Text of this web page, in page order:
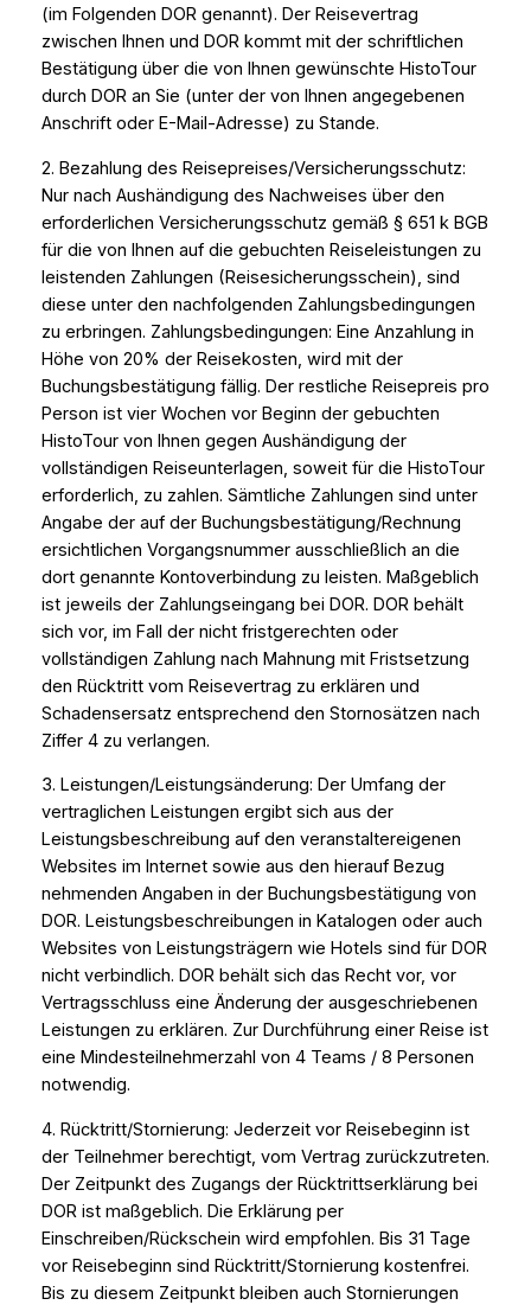
(im Folgenden DOR genannt). Der Reisevertrag
zwischen Ihnen und DOR kommt mit der schriftlichen
Bestätigung über die von Ihnen gewünschte HistoTour
durch DOR an Sie (unter der von Ihnen angegebenen
Anschrift oder E-Mail-Adresse) zu Stande.
2. Bezahlung des Reisepreises/Versicherungsschutz:
Nur nach Aushändigung des Nachweises über den
erforderlichen Versicherungsschutz gemäß § 651 k BGB
für die von Ihnen auf die gebuchten Reiseleistungen zu
leistenden Zahlungen (Reisesicherungsschein), sind
diese unter den nachfolgenden Zahlungsbedingungen
zu erbringen. Zahlungsbedingungen: Eine Anzahlung in
Höhe von 20% der Reisekosten, wird mit der
Buchungsbestätigung fällig. Der restliche Reisepreis pro
Person ist vier Wochen vor Beginn der gebuchten
HistoTour von Ihnen gegen Aushändigung der
vollständigen Reiseunterlagen, soweit für die HistoTour
erforderlich, zu zahlen. Sämtliche Zahlungen sind unter
Angabe der auf der Buchungsbestätigung/Rechnung
ersichtlichen Vorgangsnummer ausschließlich an die
dort genannte Kontoverbindung zu leisten. Maßgeblich
ist jeweils der Zahlungseingang bei DOR. DOR behält
sich vor, im Fall der nicht fristgerechten oder
vollständigen Zahlung nach Mahnung mit Fristsetzung
den Rücktritt vom Reisevertrag zu erklären und
Schadensersatz entsprechend den Stornosätzen nach
Ziffer 4 zu verlangen.
3. Leistungen/Leistungsänderung: Der Umfang der
vertraglichen Leistungen ergibt sich aus der
Leistungsbeschreibung auf den veranstaltereigenen
Websites im Internet sowie aus den hierauf Bezug
nehmenden Angaben in der Buchungsbestätigung von
DOR. Leistungsbeschreibungen in Katalogen oder auch
Websites von Leistungsträgern wie Hotels sind für DOR
nicht verbindlich. DOR behält sich das Recht vor, vor
Vertragsschluss eine Änderung der ausgeschriebenen
Leistungen zu erklären. Zur Durchführung einer Reise ist
eine Mindesteilnehmerzahl von 4 Teams / 8 Personen
notwendig.
4. Rücktritt/Stornierung: Jederzeit vor Reisebeginn ist
der Teilnehmer berechtigt, vom Vertrag zurückzutreten.
Der Zeitpunkt des Zugangs der Rücktrittserklärung bei
DOR ist maßgeblich. Die Erklärung per
Einschreiben/Rückschein wird empfohlen. Bis 31 Tage
vor Reisebeginn sind Rücktritt/Stornierung kostenfrei.
Bis zu diesem Zeitpunkt bleiben auch Stornierungen